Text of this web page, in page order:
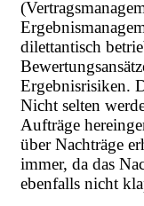
dilettantisch
Ergebnisrisiken.
Nicht selten
Aufträge
über Nachträge
immer, da das
ebenfalls nicht